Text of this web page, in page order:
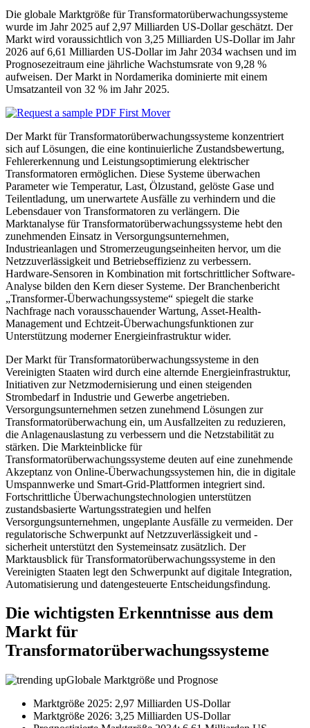
Die globale Marktgröße für Transformatorüberwachungssysteme
wurde im Jahr 2025 auf 2,97 Milliarden US-Dollar geschätzt. Der
Markt wird voraussichtlich von 3,25 Milliarden US-Dollar im Jahr
2026 auf 6,61 Milliarden US-Dollar im Jahr 2034 wachsen und im
Prognosezeitraum eine jährliche Wachstumsrate von 9,28 %
aufweisen. Der Markt in Nordamerika dominierte mit einem
Umsatzanteil von 32 % im Jahr 2025.
Der Markt für Transformatorüberwachungssysteme konzentriert
sich auf Lösungen, die eine kontinuierliche Zustandsbewertung,
Fehlererkennung und Leistungsoptimierung elektrischer
Transformatoren ermöglichen. Diese Systeme überwachen
Parameter wie Temperatur, Last, Ölzustand, gelöste Gase und
Teilentladung, um unerwartete Ausfälle zu verhindern und die
Lebensdauer von Transformatoren zu verlängern. Die
Marktanalyse für Transformatorüberwachungssysteme hebt den
zunehmenden Einsatz in Versorgungsunternehmen,
Industrieanlagen und Stromerzeugungseinheiten hervor, um die
Netzzuverlässigkeit und Betriebseffizienz zu verbessern.
Hardware-Sensoren in Kombination mit fortschrittlicher Software-
Analyse bilden den Kern dieser Systeme. Der Branchenbericht
„Transformer-Überwachungssysteme“ spiegelt die starke
Nachfrage nach vorausschauender Wartung, Asset-Health-
Management und Echtzeit-Überwachungsfunktionen zur
Unterstützung moderner Energieinfrastruktur wider.
Der Markt für Transformatorüberwachungssysteme in den
Vereinigten Staaten wird durch eine alternde Energieinfrastruktur,
Initiativen zur Netzmodernisierung und einen steigenden
Strombedarf in Industrie und Gewerbe angetrieben.
Versorgungsunternehmen setzen zunehmend Lösungen zur
Transformatorüberwachung ein, um Ausfallzeiten zu reduzieren,
die Anlagenauslastung zu verbessern und die Netzstabilität zu
stärken. Die Markteinblicke für
Transformatorüberwachungssysteme deuten auf eine zunehmende
Akzeptanz von Online-Überwachungssystemen hin, die in digitale
Umspannwerke und Smart-Grid-Plattformen integriert sind.
Fortschrittliche Überwachungstechnologien unterstützen
zustandsbasierte Wartungsstrategien und helfen
Versorgungsunternehmen, ungeplante Ausfälle zu vermeiden. Der
regulatorische Schwerpunkt auf Netzzuverlässigkeit und -
sicherheit unterstützt den Systemeinsatz zusätzlich. Der
Marktausblick für Transformatorüberwachungssysteme in den
Vereinigten Staaten legt den Schwerpunkt auf digitale Integration,
Automatisierung und datengesteuerte Entscheidungsfindung.
Die wichtigsten Erkenntnisse aus dem
Markt für
Transformatorüberwachungssysteme
Globale Marktgröße und Prognose
Marktgröße 2025: 2,97 Milliarden US-Dollar
Marktgröße 2026: 3,25 Milliarden US-Dollar